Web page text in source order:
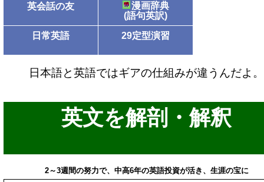
英会話の友
漫画辞典
(語句英訳)
日常英語
29定型演習
日本語と英語ではギアの仕組みが違うんだよ。
英文を解剖・解釈
2～3週間の努力で、中高6年の英語投資が活き、生涯の宝に